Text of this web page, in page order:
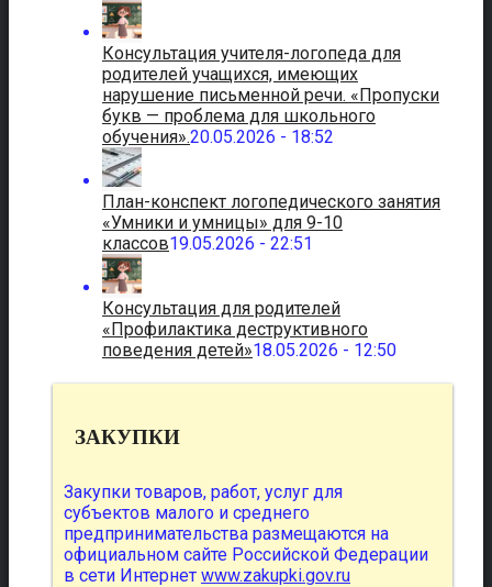
Консультация учителя-логопеда для
родителей учащихся, имеющих
нарушение письменной речи. «Пропуски
букв — проблема для школьного
обучения».20.05.2026 - 18:52
План-конспект логопедического занятия
«Умники и умницы» для 9-10
классов19.05.2026 - 22:51
Консультация для родителей
«Профилактика деструктивного
поведения детей»18.05.2026 - 12:50
ЗАКУПКИ
Закупки товаров, работ, услуг для
субъектов малого и среднего
предпринимательства размещаются на
официальном сайте Российской Федерации
в сети Интернет www.zakupki.gov.ru